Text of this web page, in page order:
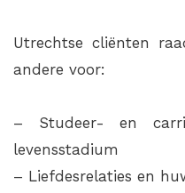
Utrechtse cliënten
andere voor:
– Studeer- en
levensstadium
– Liefdesrelaties en